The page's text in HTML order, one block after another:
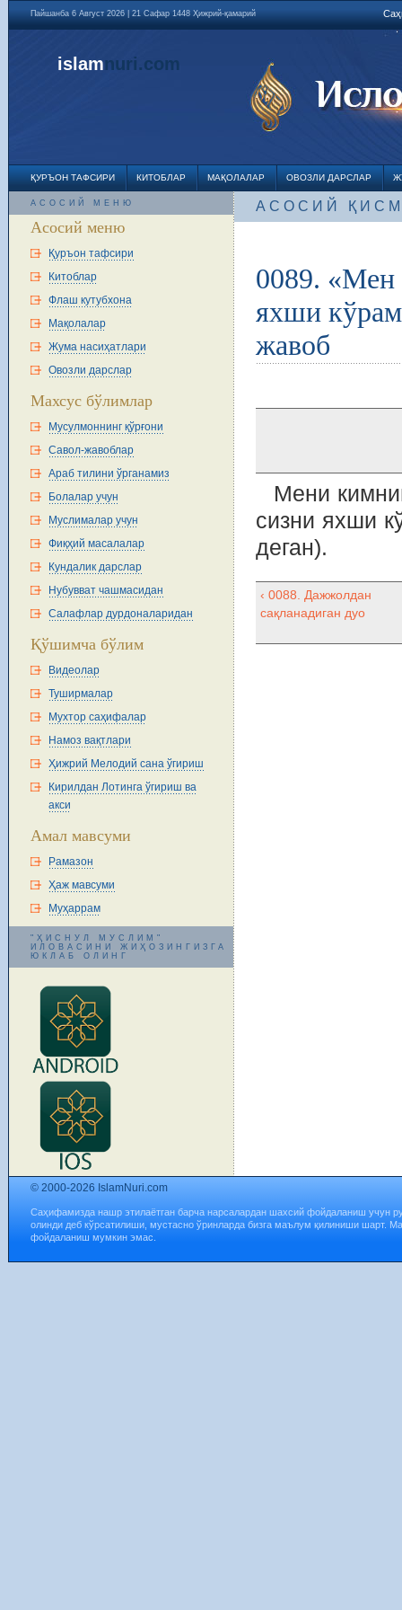
Пайшанба 6 Август 2026 | 21 Сафар 1448 Ҳижрий-қамарий
islamnuri.com
ҚУРЪОН ТАФСИРИ КИТОБЛАР МАҚОЛАЛАР ОВОЗЛИ ДАРСЛАР
АСОСИЙ МЕНЮ
Асосий меню
Қуръон тафсири
Китоблар
Флаш кутубхона
Мақолалар
Жума насиҳатлари
Овозли дарслар
Махсус бўлимлар
Мусулмоннинг қўрғони
Савол-жавоблар
Араб тилини ўрганамиз
Болалар учун
Муслималар учун
Фиқҳий масалалар
Кундалик дарслар
Нубувват чашмасидан
Салафлар дурдоналаридан
Қўшимча бўлим
Видеолар
Туширмалар
Мухтор саҳифалар
Намоз вақтлари
Ҳижрий Мелодий сана ўгириш
Кирилдан Лотинга ўгириш ва
акси
Амал мавсуми
Рамазон
Ҳаж мавсуми
Муҳаррам
"ҲИСНУЛ МУСЛИМ"
ИЛОВАСИНИ ЖИҲОЗИНГИЗГА
ЮКЛАБ ОЛИНГ
АСОСИЙ
0089. «Мен
яхши
жавоб
Мени
сизни яхши
деган).
‹ 0088. Дажжолдан
сақланадиган дуо
© 2000-2026 IslamNuri.com
Саҳифамизда нашр этилаётган барча нарсалардан шахсий фойдаланиш учун
олинди деб кўрсатилиши, мустасно ўринларда бизга маълум қилиниши шарт.
фойдаланиш мумкин эмас.